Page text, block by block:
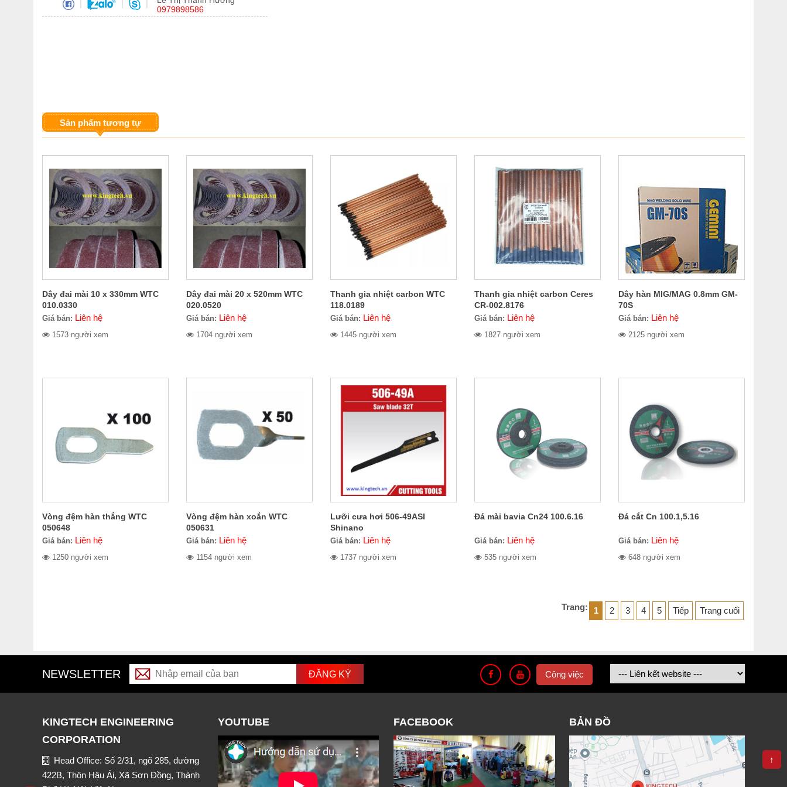
0979898586
Sản phẩm tương tự
Dây đai mài 10 x 330mm WTC
010.0330
Giá bán: Liên hệ
1573 người xem
Dây đai mài 20 x 520mm WTC
020.0520
Giá bán: Liên hệ
1704 người xem
Thanh gia nhiệt carbon WTC
118.0189
Giá bán: Liên hệ
1445 người xem
Thanh gia nhiệt carbon Ceres
CR-002.8176
Giá bán: Liên hệ
1827 người xem
Dây hàn MIG/MAG 0.8mm GM-
70S
Giá bán: Liên hệ
2125 người xem
Vòng đệm hàn thẳng WTC
050648
Giá bán: Liên hệ
1250 người xem
Vòng đệm hàn xoắn WTC
050631
Giá bán: Liên hệ
1154 người xem
Lưỡi cưa hơi 506-49ASI
Shinano
Giá bán: Liên hệ
1737 người xem
Đá mài bavia Cn24 100.6.16
Giá bán: Liên hệ
535 người xem
Đá cắt Cn 100.1,5.16
Giá bán: Liên hệ
648 người xem
Trang: 1 2 3 4 5 Tiếp Trang cuối
NEWSLETTER Công việc
KINGTECH ENGINEERING
CORPORATION
Head Office: Số 2/31, ngõ 285, đường
422B, Thôn Hậu Ái, Xã Sơn Đồng, Thành
YOUTUBE FACEBOOK BẢN ĐỒ
↑